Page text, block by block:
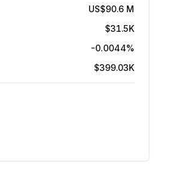
US$90.6 M
$31.5K
-0.0044%
$399.03K